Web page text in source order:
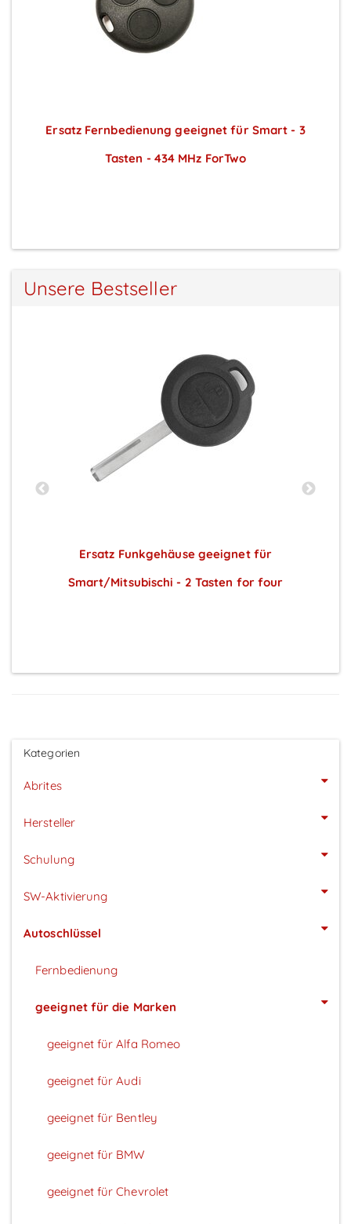
Ersatz Fernbedienung geeignet für Smart - 3
Tasten - 434 MHz ForTwo
Unsere Bestseller
Ersatz Funkgehäuse geeignet für
Smart/Mitsubischi - 2 Tasten for four
Kategorien
Abrites
Hersteller
Schulung
SW-Aktivierung
Autoschlüssel
Fernbedienung
geeignet für die Marken
geeignet für Alfa Romeo
geeignet für Audi
geeignet für Bentley
geeignet für BMW
geeignet für Chevrolet